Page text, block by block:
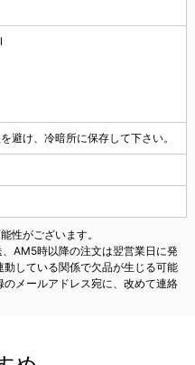
避け、冷暗所に保存して下さい。
性がございます。
AM5時以降の注文は翌営業日に発
している関係で欠品が生じる可能
メールアドレス宛に、改めて連絡